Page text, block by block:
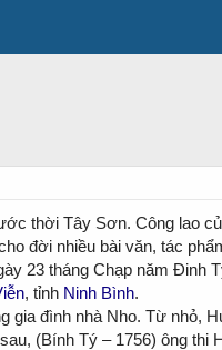
thời Tây Sơn. Công lao
đời nhiều bài văn, tác
23 tháng Chạp năm Đinh
, tỉnh Ninh Bình.
gia đình nhà Nho. Từ nhỏ,
(Bính Tý – 1756) ông